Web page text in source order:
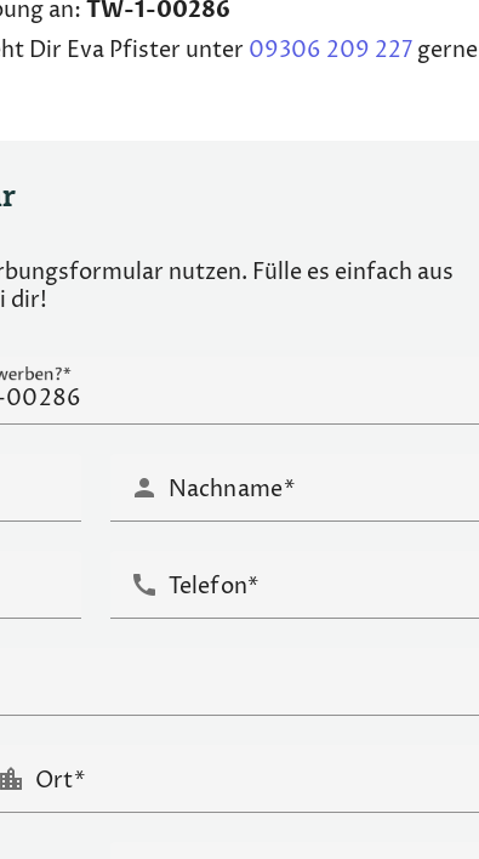
an: TW-1-00286
Dir Eva Pfister unter 09306 209 227 gerne
nutzen. Fülle es einfach aus
dir!
person Nachname
call Telefon*
location_city Ort